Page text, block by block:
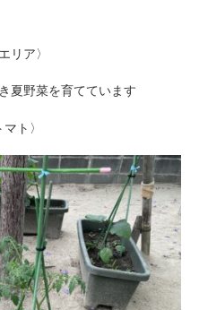
リア〉
夏野菜を育てています
マト〉